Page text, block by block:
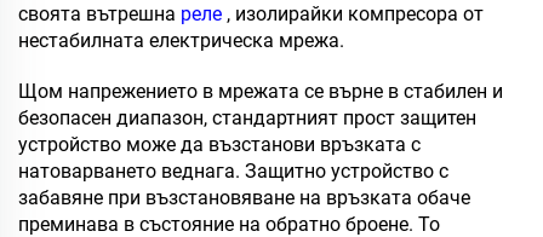
своята вътрешна реле , изолирайки компресора от
нестабилната електрическа мрежа.
Щом напрежението в мрежата се върне в стабилен и
безопасен диапазон, стандартният прост защитен
устройство може да възстанови връзката с
натоварването веднага. Защитно устройство с
забавяне при възстановяване на връзката обаче
преминава в състояние на обратно броене. То